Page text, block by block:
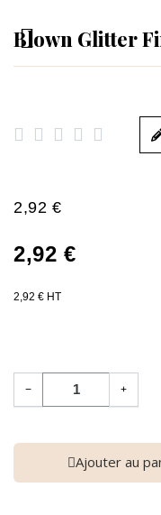
Blown Glitter
    
2,92 €
2,92 €
2,92 € HT
− +
Ajouter au